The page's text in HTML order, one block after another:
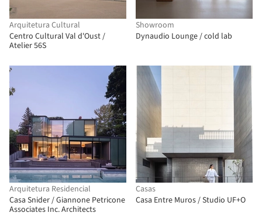
Arquitetura Cultural
Centro Cultural Val d'Oust /
Atelier 56S
Showroom
Dynaudio Lounge / cold lab
Arquitetura Residencial
Casa Snider / Giannone Petricone
Associates Inc. Architects
Casas
Casa Entre Muros / Studio UF+O